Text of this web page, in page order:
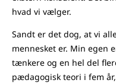
hvad vi vælger.
Sandt er det dog, at vi
mennesket er. Min egen
tænkere og en hel del
pædagogisk teori i fem